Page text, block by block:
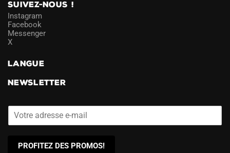
SUIVEZ-NOUS !
Instagram
Facebook
Messenger
X
LANGUE
NEWSLETTER
PROFITEZ DES PROMOS!